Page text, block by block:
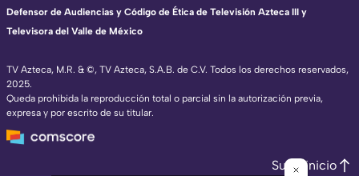
TV Azteca, M.R. & ©, TV Azteca, S.A.B. de C.V. Todos los derechos reservados,
2025.
Queda prohibida la reproducción total o parcial sin la autorización previa,
expresa y por escrito de su titular.
Defensor de Audiencias y Código de Ética de Televisión Azteca III y
Televisora del Valle de México
Subir inicio